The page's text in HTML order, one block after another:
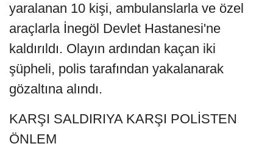
yaralanan 10 kişi, ambulanslarla ve özel
araçlarla İnegöl Devlet Hastanesi'ne
kaldırıldı. Olayın ardından kaçan iki
şüpheli, polis tarafından yakalanarak
gözaltına alındı.
KARŞI SALDIRIYA KARŞI POLİSTEN
ÖNLEM